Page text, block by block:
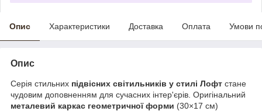
Опис Характеристики Доставка Оплата Умови
Опис
Серія стильних підвісних світильників у стилі Лофт стане
чудовим доповненням для сучасних інтер'єрів. Оригінальний
металевий каркас геометричної форми (30×17 см)